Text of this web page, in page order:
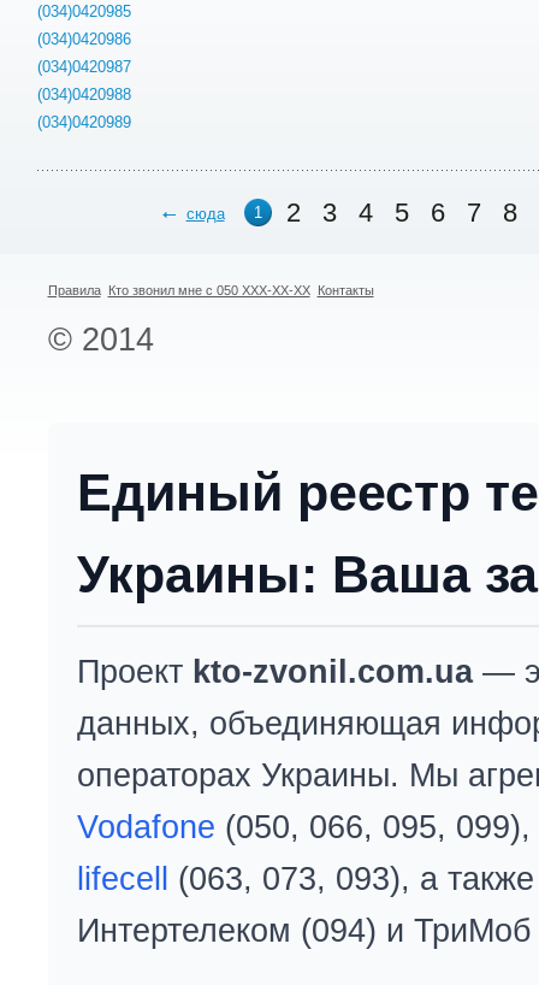
(034)0420985
(034)0420986
(034)0420987
(034)0420988
(034)0420989
сюда 1 2 3 4 5 6 7 8
Правила Кто звонил мне с 050 XXX-XX-XX Контакты
© 2014
Единый реестр
Украины: Ваша
Проект kto-zvonil.com.ua—
данных, объединяющая
операторах Украины. Мы
Vodafone (050, 066, 095, 099),
lifecell
(063, 073, 093), а
Интертелеком (094) и ТриМоб